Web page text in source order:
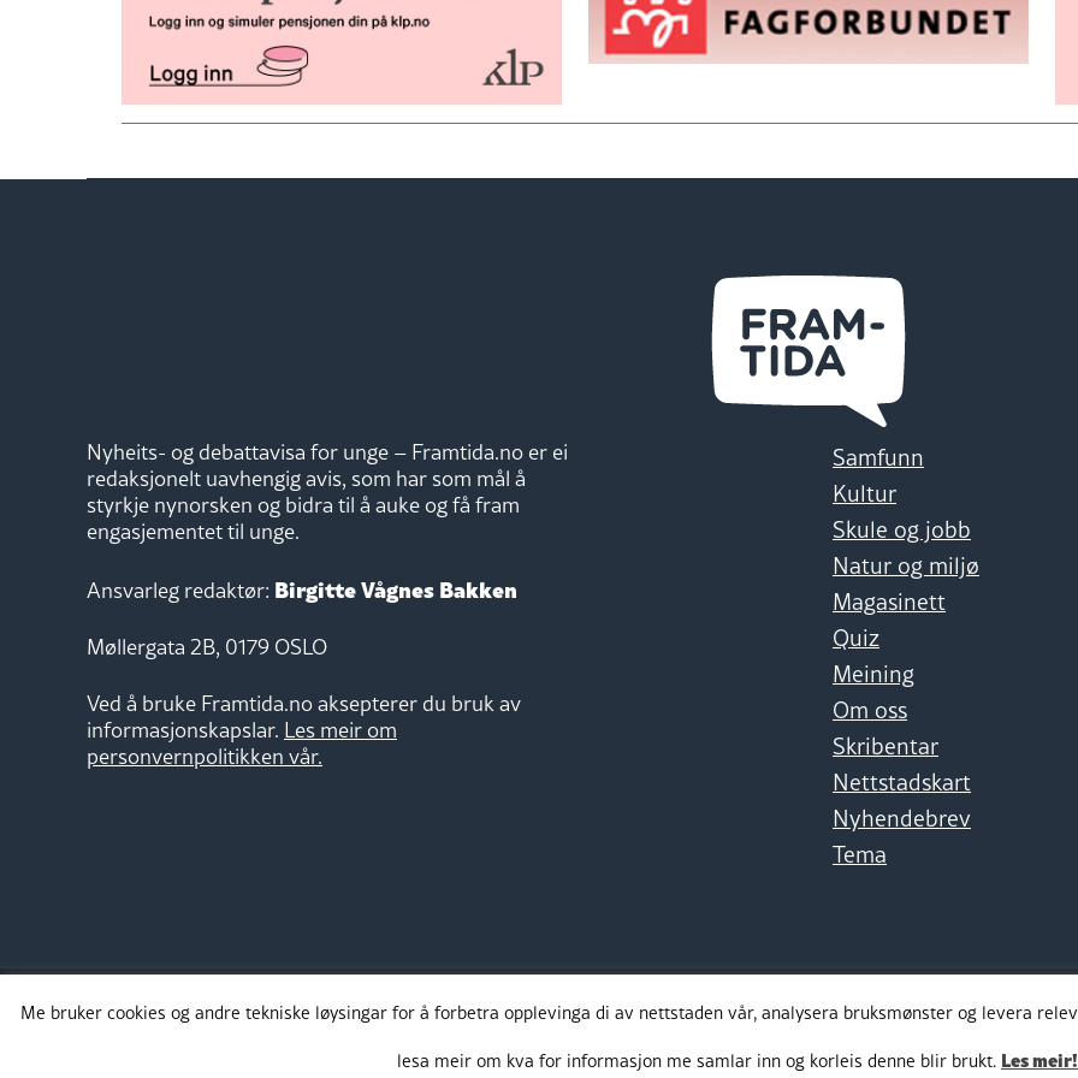
Nyheits- og debattavisa for unge – Framtida.no er ei
redaksjonelt uavhengig avis, som har som mål å
styrkje nynorsken og bidra til å auke og få fram
engasjementet til unge.
Ansvarleg redaktør: Birgitte Vågnes Bakken
Møllergata 2B, 0179 OSLO
Ved å bruke Framtida.no aksepterer du bruk av
informasjonskapslar. Les meir om
personvernpolitikken vår.
Samfunn
Kultur
Skule og jobb
Natur og miljø
Magasinett
Quiz
Meining
Om oss
Skribentar
Nettstadskart
Nyhendebrev
Tema
Me bruker cookies og andre tekniske løysingar for å forbetra opplevinga di av nettstaden vår, analysera bruksmønster og levera
lesa meir om kva for informasjon me samlar inn og korleis denne blir brukt. Les meir!